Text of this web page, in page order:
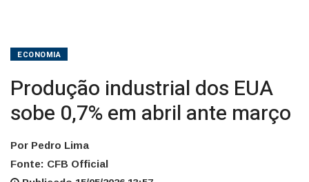
ECONOMIA
Produção industrial dos EUA
sobe 0,7% em abril ante março
Por Pedro Lima
Fonte: CFB Official